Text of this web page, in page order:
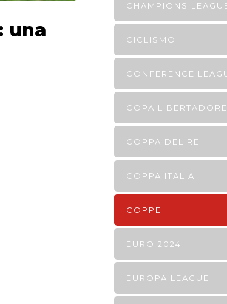
una
CHAMPIONS
CICLISMO
CONFERENCE
COPA
COPPA DEL RE
COPPA ITALIA
COPPE
EURO 2024
EUROPA LEAGUE